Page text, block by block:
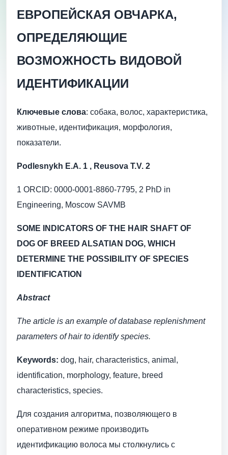
ЕВРОПЕЙСКАЯ ОВЧАРКА,
ОПРЕДЕЛЯЮЩИЕ
ВОЗМОЖНОСТЬ ВИДОВОЙ
ИДЕНТИФИКАЦИИ
Ключевые слова: собака, волос, характеристика,
животные, идентификация, морфология,
показатели.
Podlesnykh E.A. 1 , Reusova T.V. 2
1 ORCID: 0000-0001-8860-7795, 2 PhD in
Engineering, Moscow SAVMB
SOME INDICATORS OF THE HAIR SHAFT OF
DOG OF BREED ALSATIAN DOG, WHICH
DETERMINE THE POSSIBILITY OF SPECIES
IDENTIFICATION
Abstract
The article is an example of database replenishment
parameters of hair to identify species.
Keywords: dog, hair, characteristics, animal,
identification, morphology, feature, breed
characteristics, species.
Для создания алгоритма, позволяющего в
оперативном режиме производить
идентификацию волоса мы столкнулись с